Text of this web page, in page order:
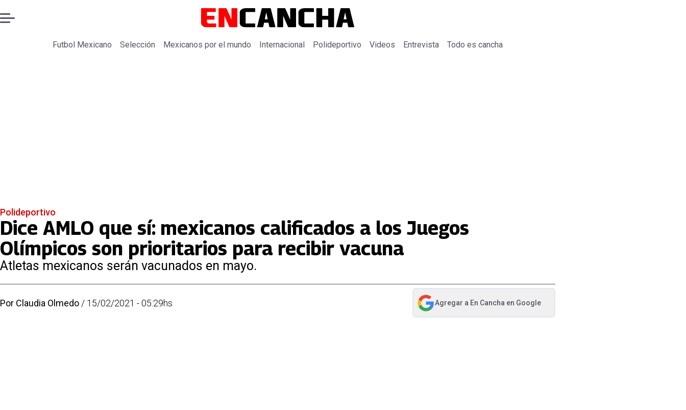
Futbol Mexicano Selección Mexicanos por el mundo Internacional Polideportivo Videos Entrevista Todo es cancha
Polideportivo
Dice AMLO que sí: mexicanos calificados a los Juegos
Olímpicos son prioritarios para recibir vacuna
Atletas mexicanos serán vacunados en mayo.
Por Claudia Olmedo / 15/02/2021 - 05:29hs Agregar a En Cancha en Google
abre en nueva pestaña